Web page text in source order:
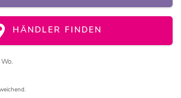
HÄNDLER FINDEN